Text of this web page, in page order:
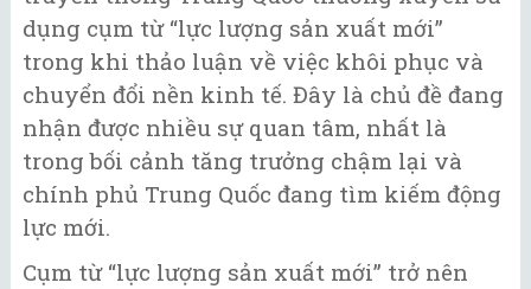
dụng cụm từ “lực lượng sản xuất mới”
trong khi thảo luận về việc khôi phục và
chuyển đổi nền kinh tế. Đây là chủ đề đang
nhận được nhiều sự quan tâm, nhất là
trong bối cảnh tăng trưởng chậm lại và
chính phủ Trung Quốc đang tìm kiếm động
lực mới.
Cụm từ “lực lượng sản xuất mới” trở nên